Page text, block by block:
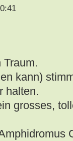
Traum.
kann)
halten.
grosses,